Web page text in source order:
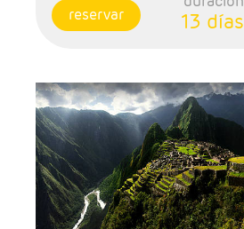
reservar 13 días
- Salidas: Diarias
- Ruta: 3 noches Lima, 1 noche
noches Cusco.
- Categoría hotelera: A elegir
- Régimen: 7 desayunos y 1